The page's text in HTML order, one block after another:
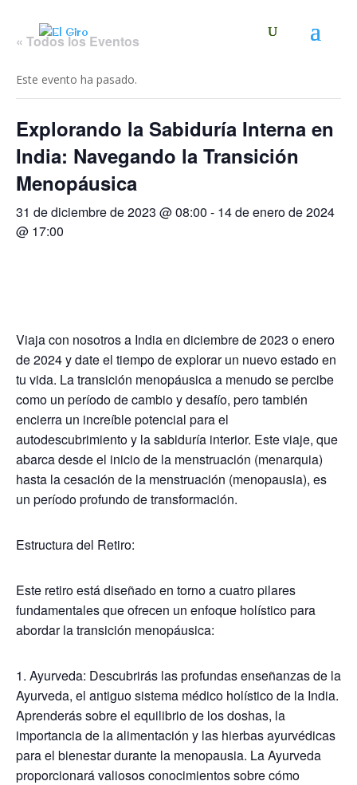
« Todos los Eventos
Este evento ha pasado.
Explorando la Sabiduría Interna en
India: Navegando la Transición
Menopáusica
31 de diciembre de 2023 @ 08:00 - 14 de enero de 2024
@ 17:00
Viaja con nosotros a India en diciembre de 2023 o enero
de 2024 y date el tiempo de explorar un nuevo estado en
tu vida. La transición menopáusica a menudo se percibe
como un período de cambio y desafío, pero también
encierra un increíble potencial para el
autodescubrimiento y la sabiduría interior. Este viaje, que
abarca desde el inicio de la menstruación (menarquia)
hasta la cesación de la menstruación (menopausia), es
un período profundo de transformación.
Estructura del Retiro:
Este retiro está diseñado en torno a cuatro pilares
fundamentales que ofrecen un enfoque holístico para
abordar la transición menopáusica:
1. Ayurveda: Descubrirás las profundas enseñanzas de la
Ayurveda, el antiguo sistema médico holístico de la India.
Aprenderás sobre el equilibrio de los doshas, la
importancia de la alimentación y las hierbas ayurvédicas
para el bienestar durante la menopausia. La Ayurveda
proporcionará valiosos conocimientos sobre cómo